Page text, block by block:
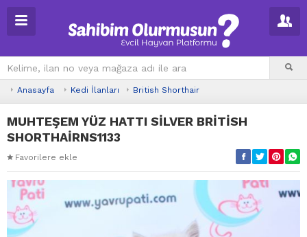
Anasayfa Kedi İlanları British Shorthair
MUHTEŞEM YÜZ HATTI SİLVER BRİTİSH
SHORTHAİRNS1133
Favorilere ekle